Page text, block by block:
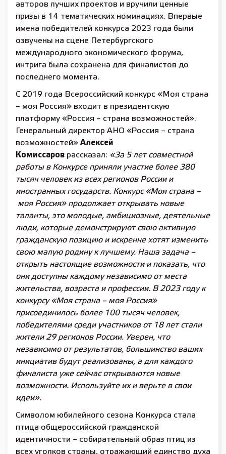
авторов лучших проектов и вручили ценные
призы в 14 тематических номинациях. Впервые
имена победителей конкурса 2023 года были
озвучены на сцене Петербургского
международного экономического форума,
интрига была сохранена для финалистов до
последнего момента.
С 2019 года Всероссийский конкурс «Моя страна
– моя Россия» входит в президентскую
платформу «Россия – страна возможностей».
Генеральный директор АНО «Россия – страна
возможностей»Алексей
Комиссаров рассказал: «За 5 лет совместной
работы в Конкурсе приняли участие более 380
тысяч человек из всех регионов России и
иностранных государств. Конкурс «Моя страна –
моя Россия» продолжает открывать новые
таланты, это молодые, амбициозные, деятельные
люди, которые демонстрируют свою активную
гражданскую позицию и искренне хотят изменить
свою малую родину к лучшему. Наша задача –
открыть настоящие возможности и показать, что
они доступны каждому независимо от места
жительства, возраста и профессии. В 2023 году к
конкурсу «Моя страна – моя Россия»
присоединилось более 100 тысяч человек,
победителями среди участников от 18 лет стали
жители 29 регионов России. Уверен, что
независимо от результатов, большинство ваших
инициатив будут реализованы, а для каждого
финалиста уже сейчас открываются новые
возможности. Используйте их и верьте в свои
идеи».
Символом юбилейного сезона Конкурса стала
птица общероссийской гражданской
идентичности – собирательный образ птиц из
всех уголков страны, отражающий единство духа